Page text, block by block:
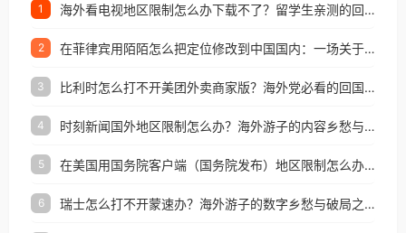
1 海外看电视地区限制怎么办下载不了？留学生亲测的回国加速方案（附2026世界杯观赛技巧）
2 在菲律宾用陌陌怎么把定位修改到中国国内：一场关于归属感与连接的探索
3 比利时怎么打不开美团外卖商家版？海外党必看的回国加速全攻略
4 时刻新闻国外地区限制怎么办？海外游子的内容乡愁与破局之路
5 在美国用国务院客户端（国务院发布）地区限制怎么办？3步解决海外看国内内容难题
6 瑞士怎么打不开蒙速办？海外游子的数字乡愁与破局之路